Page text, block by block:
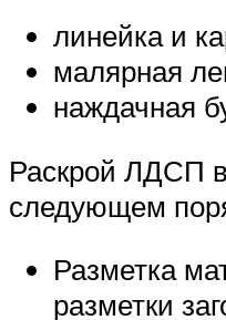
линейка и
малярная
наждачная
Раскрой ЛДСП
следующем
Разметка
разметки